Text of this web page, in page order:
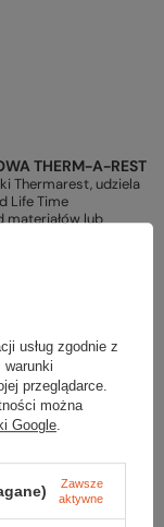
THERM-A-REST
Thermarest, udziela
Life Time
materiałów lub
zostanie
produkt o
mogą zostać
zostanie
NA TERENIE UE
usług zgodnie z
przeglądarce.
można
Google.
Zawsze
aktywne